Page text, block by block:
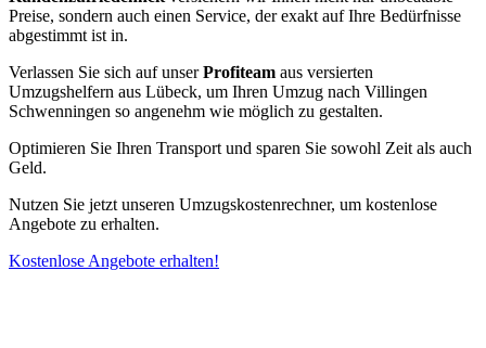
Preise, sondern auch einen Service, der exakt auf Ihre Bedürfnisse
abgestimmt ist in.
Verlassen Sie sich auf unserProfiteam aus versierten
Umzugshelfern aus Lübeck, um Ihren Umzug nach Villingen
Schwenningen⁠ so angenehm wie möglich zu gestalten.
Optimieren Sie Ihren Transport und sparen Sie sowohl Zeit als auch
Geld.
Nutzen Sie jetzt unseren Umzugskostenrechner, um kostenlose
Angebote zu erhalten.
Kostenlose Angebote erhalten!